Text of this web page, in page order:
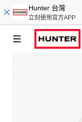
Hunter 台灣
立刻使用官方APP